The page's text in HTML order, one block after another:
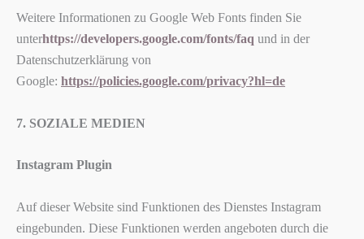
Weitere Informationen zu Google Web Fonts finden Sie
unterhttps://developers.google.com/fonts/faq und in der
Datenschutzerklärung von
Google: https://policies.google.com/privacy?hl=de
7. SOZIALE MEDIEN
Instagram Plugin
Auf dieser Website sind Funktionen des Dienstes Instagram
eingebunden. Diese Funktionen werden angeboten durch die